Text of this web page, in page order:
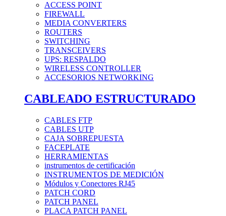
ACCESS POINT
FIREWALL
MEDIA CONVERTERS
ROUTERS
SWITCHING
TRANSCEIVERS
UPS: RESPALDO
WIRELESS CONTROLLER
ACCESORIOS NETWORKING
CABLEADO ESTRUCTURADO
CABLES FTP
CABLES UTP
CAJA SOBREPUESTA
FACEPLATE
HERRAMIENTAS
instrumentos de certificación
INSTRUMENTOS DE MEDICIÓN
Módulos y Conectores RJ45
PATCH CORD
PATCH PANEL
PLACA PATCH PANEL